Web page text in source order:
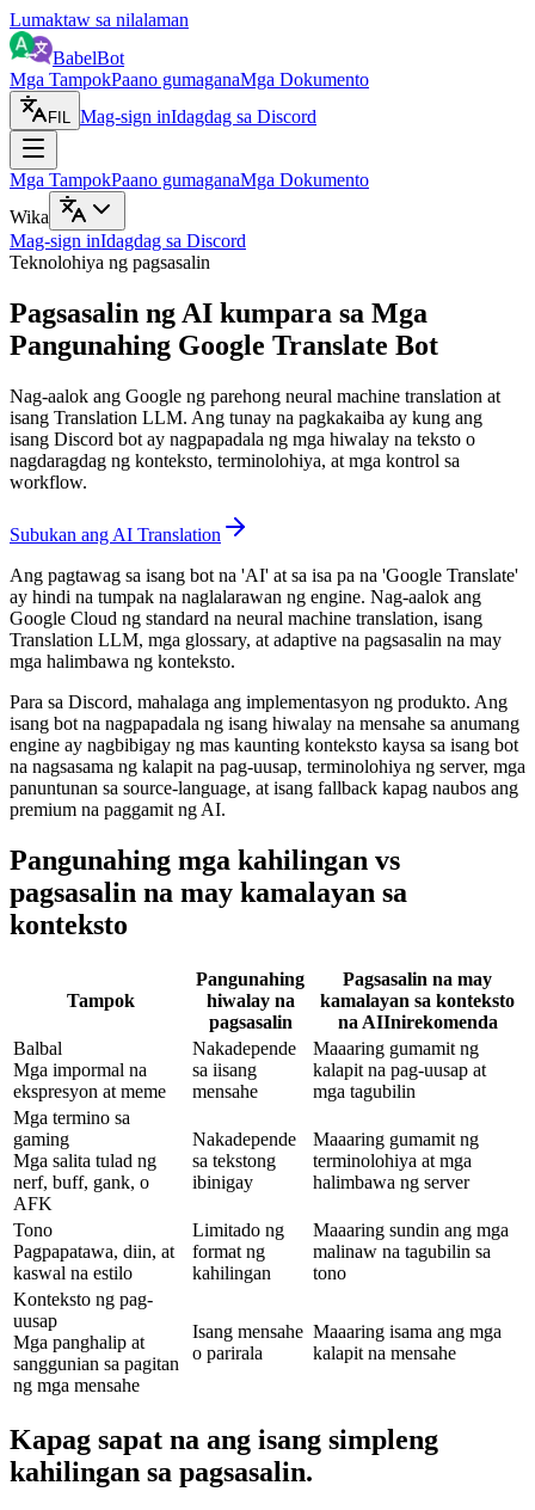
Lumaktaw sa nilalaman
BabelBot
Mga TampokPaano gumaganaMga Dokumento
FIL Mag-sign inIdagdag sa Discord
Mga TampokPaano gumaganaMga Dokumento
Wika
Mag-sign inIdagdag sa Discord
Teknolohiya ng pagsasalin
Pagsasalin ng AI kumpara sa Mga
Pangunahing Google Translate Bot
Nag-aalok ang Google ng parehong neural machine translation at
isang Translation LLM. Ang tunay na pagkakaiba ay kung ang
isang Discord bot ay nagpapadala ng mga hiwalay na teksto o
nagdaragdag ng konteksto, terminolohiya, at mga kontrol sa
workflow.
Subukan ang AI Translation
Ang pagtawag sa isang bot na 'AI' at sa isa pa na 'Google Translate'
ay hindi na tumpak na naglalarawan ng engine. Nag-aalok ang
Google Cloud ng standard na neural machine translation, isang
Translation LLM, mga glossary, at adaptive na pagsasalin na may
mga halimbawa ng konteksto.
Para sa Discord, mahalaga ang implementasyon ng produkto. Ang
isang bot na nagpapadala ng isang hiwalay na mensahe sa anumang
engine ay nagbibigay ng mas kaunting konteksto kaysa sa isang bot
na nagsasama ng kalapit na pag-uusap, terminolohiya ng server, mga
panuntunan sa source-language, at isang fallback kapag naubos ang
premium na paggamit ng AI.
Pangunahing mga kahilingan vs
pagsasalin na may kamalayan sa
konteksto
Tampok
Pangunahing
hiwalay na
pagsasalin
Pagsasalin na may
kamalayan sa konteksto
na AIInirekomenda
Balbal
Mga impormal na
ekspresyon at meme
Nakadepende
sa iisang
mensahe
Maaaring gumamit ng
kalapit na pag-uusap at
mga tagubilin
Mga termino sa
gaming
Mga salita tulad ng
nerf, buff, gank, o
AFK
Nakadepende
sa tekstong
ibinigay
Maaaring gumamit ng
terminolohiya at mga
halimbawa ng server
Tono
Pagpapatawa, diin, at
kaswal na estilo
Limitado ng
format ng
kahilingan
Maaaring sundin ang mga
malinaw na tagubilin sa
tono
Konteksto ng pag-
uusap
Mga panghalip at
sanggunian sa pagitan
ng mga mensahe
Isang mensahe
o parirala
Maaaring isama ang mga
kalapit na mensahe
Kapag sapat na ang isang simpleng
kahilingan sa pagsasalin.